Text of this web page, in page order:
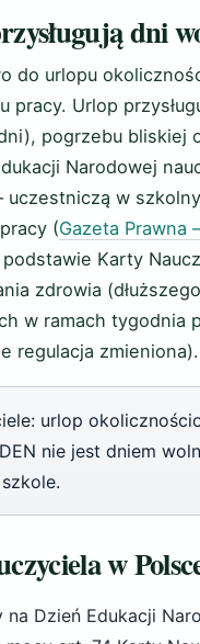
dni
do urlopu
pracy. Urlop
pogrzebu bliskiej
Narodowej
uczestniczą w
(Gazeta Prawna
Karty
zdrowia
w ramach tygodnia
regulacja zmieniona).
urlop
nie jest dniem
w
na Dzień Edukacji